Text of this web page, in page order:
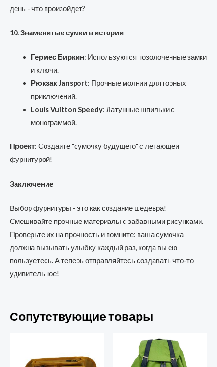
день - что произойдет?
10. Знаменитые сумки в истории
Гермес Биркин: Используются позолоченные замки
и ключи.
Рюкзак Jansport: Прочные молнии для горных
приключений.
Louis Vuitton Speedy: Латунные шпильки с
монограммой.
Проект: Создайте "сумочку будущего" с летающей
фурнитурой!
Заключение
Выбор фурнитуры - это как создание шедевра!
Смешивайте прочные материалы с забавными рисунками.
Проверьте их на прочность и помните: ваша сумочка
должна вызывать улыбку каждый раз, когда вы ею
пользуетесь. А теперь отправляйтесь создавать что-то
удивительное!
Сопутствующие товары